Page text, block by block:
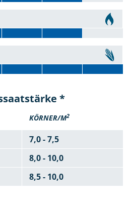
*
KÖRNER/M2
7,0 - 7,5
8,0 - 10,0
8,5 - 10,0